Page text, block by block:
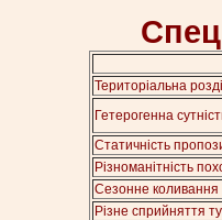
Територіальна
Гетерогенна
Статичність
Різноманітність
Сезонне коливання
Різне сприйняття